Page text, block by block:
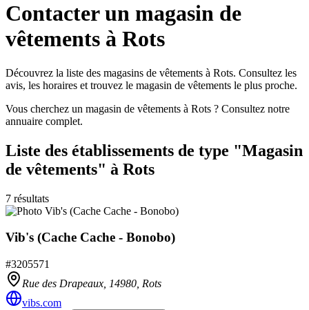
Contacter un magasin de
vêtements à Rots
Découvrez la liste des magasins de vêtements à Rots. Consultez les
avis, les horaires et trouvez le magasin de vêtements le plus proche.
Vous cherchez un magasin de vêtements à Rots ? Consultez notre
annuaire complet.
Liste des établissements de type "Magasin
de vêtements" à Rots
7 résultats
Vib's (Cache Cache - Bonobo)
#3205571
Rue des Drapeaux, 14980 Rots
vibs.com